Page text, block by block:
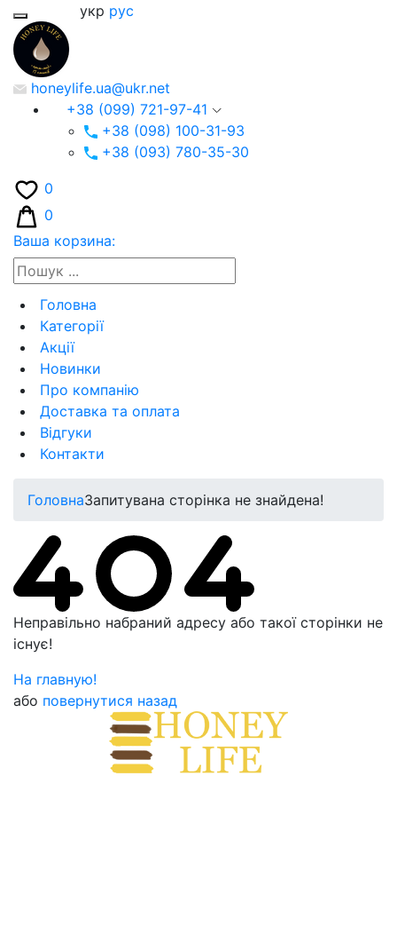
укр рус
honeylife.ua@ukr.net
+38 (099) 721-97-41
+38 (098) 100-31-93
+38 (093) 780-35-30
0
0
Ваша корзина:
Головна
Категорії
Акції
Новинки
Про компанію
Доставка та оплата
Відгуки
Контакти
ГоловнаЗапитувана сторінка не знайдена!
Неправільно набраний адресу або такої сторінки не
існує!
На главную!
або повернутися назад